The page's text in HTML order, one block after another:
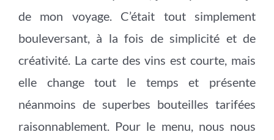
de mon voyage. C’était tout simplement
bouleversant, à la fois de simplicité et de
créativité. La carte des vins est courte, mais
elle change tout le temps et présente
néanmoins de superbes bouteilles tarifées
raisonnablement. Pour le menu, nous nous